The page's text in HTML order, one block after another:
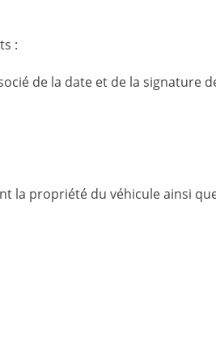
:
de la date et de la signature
la propriété du véhicule ainsi